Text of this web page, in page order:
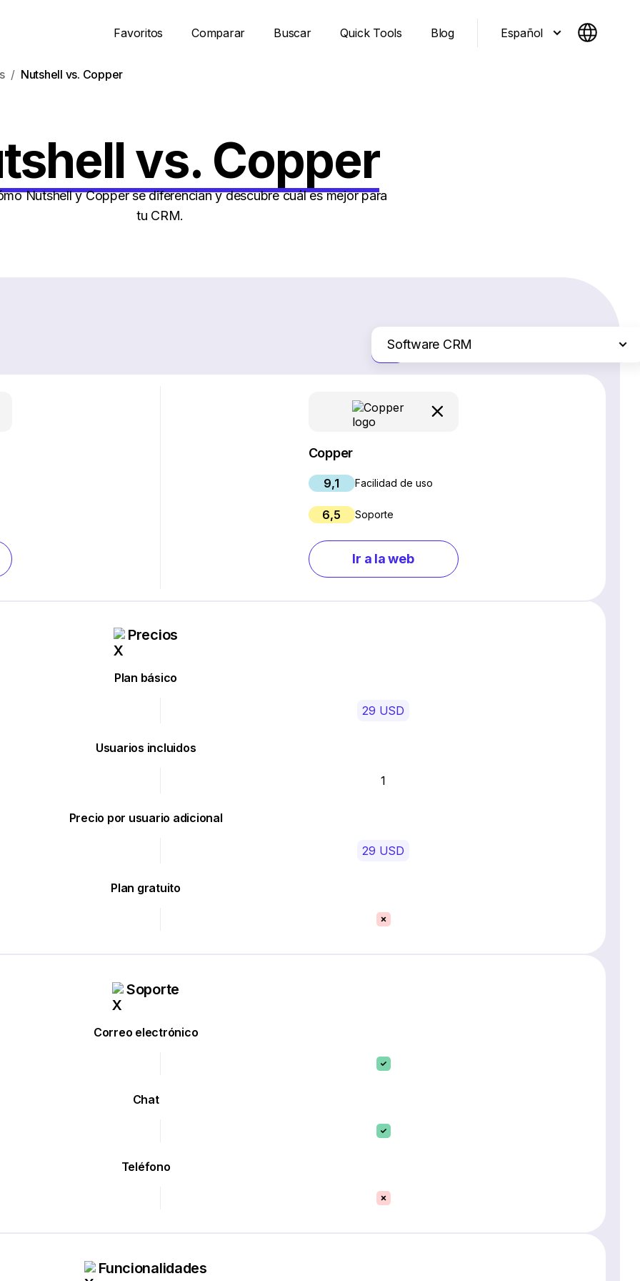
Favoritos Comparar Buscar Quick Tools Blog Español
Nutshell vs. Copper
vs. Copper
Nutshell y Copper se diferencian y descubre cuál es mejor para
tu CRM.
Software CRM
Servicios de hosting web
Chat en vivo y chatbots
Marketing por correo electrónico
Solo las diferencias
Copper
9,1 Facilidad de uso
6,5 Soporte
Ir a la web
Precios
Plan básico
29 USD
Usuarios incluidos
1
Precio por usuario adicional
29 USD
Plan gratuito
Soporte
Correo electrónico
Chat
Teléfono
Funcionalidades